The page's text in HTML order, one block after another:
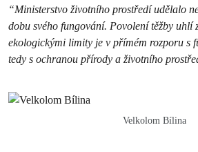
“Ministerstvo životního prostředí udělalo
dobu svého fungování. Povolení těžby uhlí
ekologickými limity je v přímém rozporu s
tedy s ochranou přírody a životního
Velkolom Bílina